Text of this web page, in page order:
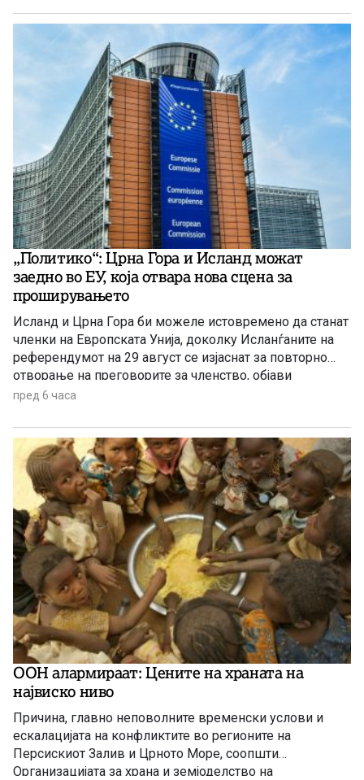
„Политико“: Црна Гора и Исланд можат
заедно во ЕУ, која отвара нова сцена за
проширувањето
Исланд и Црна Гора би можеле истовремено да станат
членки на Европската Унија, доколку Исланѓаните на
референдумот на 29 август се изјаснат за повторно
отворање на преговорите за членство, објави
„Политико“, повикувајќи се на европски претставници
пред 6 часа
ООН алармираат: Цените на храната на
највиско ниво
Причина, главно неповолните временски услови и
ескалацијата на конфликтите во регионите на
Персискиот Залив и Црното Море, соопшти
Организацијата за храна и земјоделство на